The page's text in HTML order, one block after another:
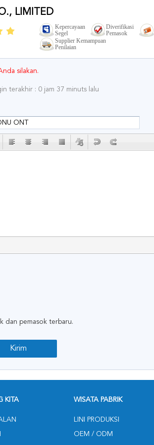
LIMITED
Kepercayaan
Segel
Diverifikasi
Pemasok
Supplier Kemampuan
Penilaian
silakan.
terakhir : 0 jam 37 minuts lalu
dan pemasok terbaru.
KITA WISATA PABRIK
LINI PRODUKSI
OEM / ODM